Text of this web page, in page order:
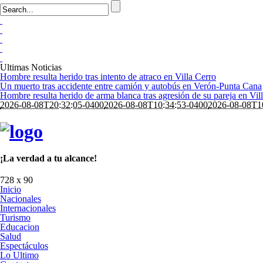
Ultimas Noticias
Hombre resulta herido tras intento de atraco en Villa Cerro
Un muerto tras accidente entre camión y autobús en Verón-Punta Cana
Hombre resulta herido de arma blanca tras agresión de su pareja en
2026-08-08T20:32:05-04002026-08-08T10:34:53-04002026-08-
¡La verdad a tu alcance!
728 x 90
Inicio
Nacionales
Internacionales
Turismo
Educacion
Salud
Espectáculos
Lo Ultimo